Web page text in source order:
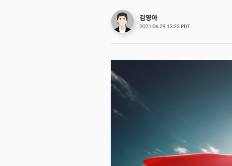
전체 기사 보기김영아
2021.06.29 13:23 PDT